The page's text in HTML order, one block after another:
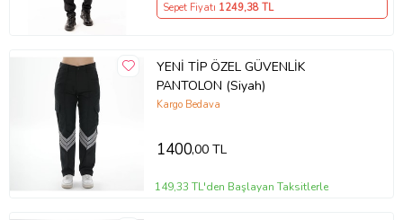
Sepet Fiyatı 1249,38 TL
YENİ TİP ÖZEL GÜVENLİK
PANTOLON (Siyah)
Kargo Bedava
1400,00 TL
149,33 TL'den Başlayan Taksitlerle